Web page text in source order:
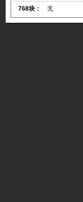
768块： 无